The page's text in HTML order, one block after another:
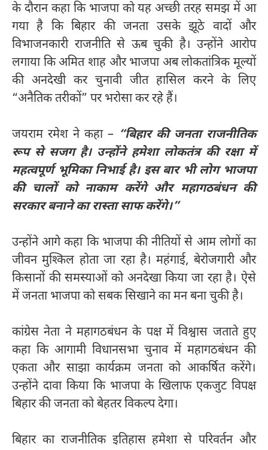
के दौरान कहा कि भाजपा को यह अच्छी तरह समझ में आ
गया है कि बिहार की जनता उसके झूठे वादों और
विभाजनकारी राजनीति से ऊब चुकी है। उन्होंने आरोप
लगाया कि अमित शाह और भाजपा अब लोकतांत्रिक मूल्यों
की अनदेखी कर चुनावी जीत हासिल करने के लिए
“अनैतिक तरीकों” पर भरोसा कर रहे हैं।
जयराम रमेश ने कहा – “बिहार की जनता राजनीतिक
रूप से सजग है। उन्होंने हमेशा लोकतंत्र की रक्षा में
महत्वपूर्ण भूमिका निभाई है। इस बार भी लोग भाजपा
की चालों को नाकाम करेंगे और महागठबंधन की
सरकार बनाने का रास्ता साफ करेंगे।”
उन्होंने आगे कहा कि भाजपा की नीतियों से आम लोगों का
जीवन मुश्किल होता जा रहा है। महंगाई, बेरोजगारी और
किसानों की समस्याओं को अनदेखा किया जा रहा है। ऐसे
में जनता भाजपा को सबक सिखाने का मन बना चुकी है।
कांग्रेस नेता ने महागठबंधन के पक्ष में विश्वास जताते हुए
कहा कि आगामी विधानसभा चुनाव में महागठबंधन की
एकता और साझा कार्यक्रम जनता को आकर्षित करेंगे।
उन्होंने दावा किया कि भाजपा के खिलाफ एकजुट विपक्ष
बिहार की जनता को बेहतर विकल्प देगा।
बिहार का राजनीतिक इतिहास हमेशा से परिवर्तन और